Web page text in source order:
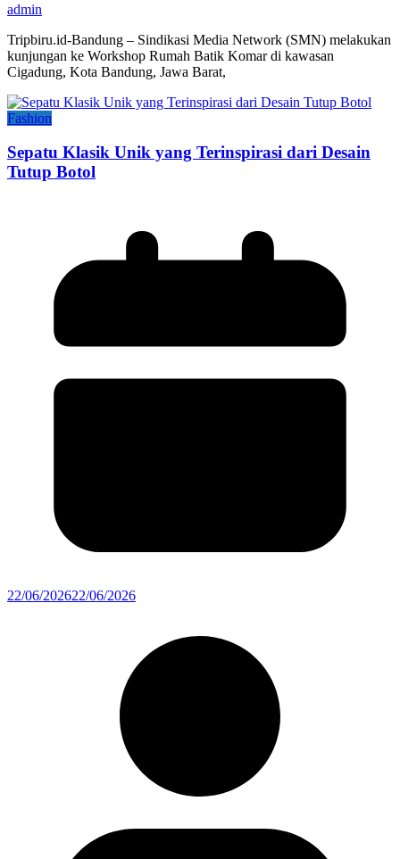
admin
Tripbiru.id-Bandung – Sindikasi Media Network (SMN) melakukan
kunjungan ke Workshop Rumah Batik Komar di kawasan
Cigadung, Kota Bandung, Jawa Barat,
Fashion
Sepatu Klasik Unik yang Terinspirasi dari Desain
Tutup Botol
22/06/202622/06/2026